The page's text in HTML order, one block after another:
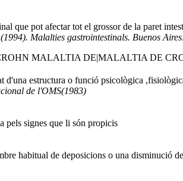
que pot afectar tot el grossor de la paret
Malalties gastrointestinals. Buenos
MALALTIA DE|MALALTIA DE
d'una estructura o funció psicològica
de l'OMS(1983)
pels signes que li són propicis
habitual de deposicions o una disminució